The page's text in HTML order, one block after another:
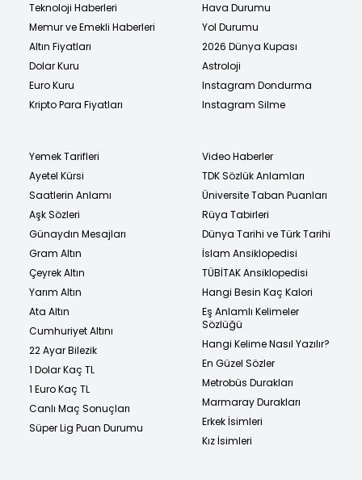
Teknoloji Haberleri
Memur ve Emekli Haberleri
Altın Fiyatları
Dolar Kuru
Euro Kuru
Kripto Para Fiyatları
Hava Durumu
Yol Durumu
2026 Dünya Kupası
Astroloji
Instagram Dondurma
Instagram Silme
Yemek Tarifleri
Ayetel Kürsi
Saatlerin Anlamı
Aşk Sözleri
Günaydın Mesajları
Gram Altın
Çeyrek Altın
Yarım Altın
Ata Altın
Cumhuriyet Altını
22 Ayar Bilezik
1 Dolar Kaç TL
1 Euro Kaç TL
Canlı Maç Sonuçları
Süper Lig Puan Durumu
Video Haberler
TDK Sözlük Anlamları
Üniversite Taban Puanları
Rüya Tabirleri
Dünya Tarihi ve Türk Tarihi
İslam Ansiklopedisi
TÜBİTAK Ansiklopedisi
Hangi Besin Kaç Kalori
Eş Anlamlı Kelimeler
Sözlüğü
Hangi Kelime Nasıl Yazılır?
En Güzel Sözler
Metrobüs Durakları
Marmaray Durakları
Erkek İsimleri
Kız İsimleri